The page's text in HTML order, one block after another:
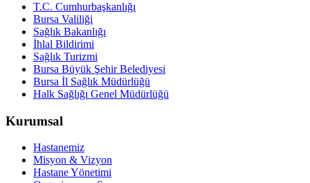
T.C. Cumhurbaşkanlığı
Bursa Valiliği
Sağlık Bakanlığı
İhlal Bildirimi
Sağlık Turizmi
Bursa Büyük Şehir Belediyesi
Bursa İl Sağlık Müdürlüğü
Halk Sağlığı Genel Müdürlüğü
Kurumsal
Hastanemiz
Misyon & Vizyon
Hastane Yönetimi